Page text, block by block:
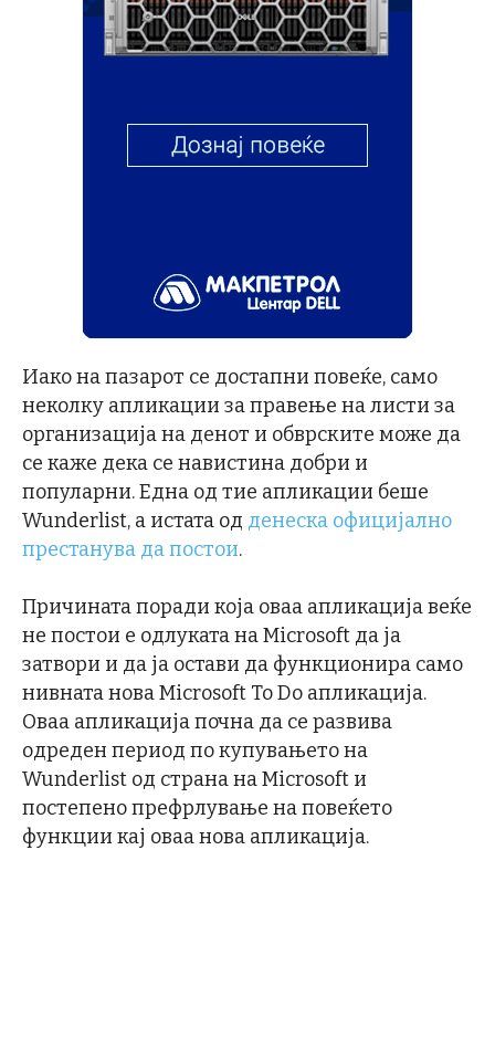
Иако на пазарот се достапни повеќе, само
неколку апликации за правење на листи за
организација на денот и обврските може да
се каже дека се навистина добри и
популарни. Една од тие апликации беше
Wunderlist, а истата од денеска официјално
престанува да постои.
Причината поради која оваа апликација веќе
не постои е одлуката на Microsoft да ја
затвори и да ја остави да функционира само
нивната нова Microsoft To Do апликација.
Оваа апликација почна да се развива
одреден период по купувањето на
Wunderlist од страна на Microsoft и
постепено префрлување на повеќето
функции кај оваа нова апликација.